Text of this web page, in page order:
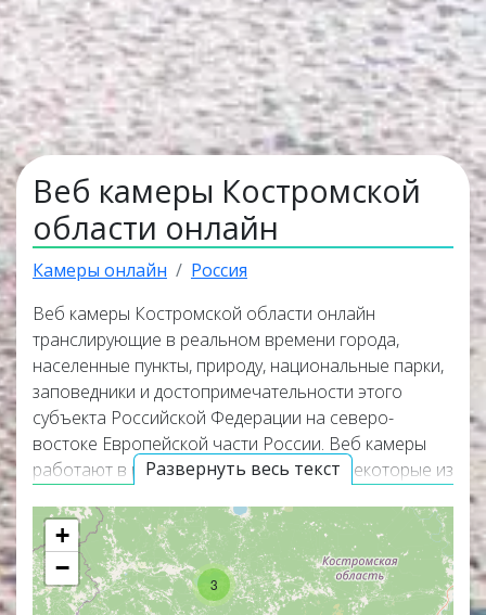
Веб камеры Костромской
области онлайн
Камеры онлайн Россия
Развернуть весь текст
Веб камеры Костромской области онлайн
транслирующие в реальном времени города,
населенные пункты, природу, национальные парки,
заповедники и достопримечательности этого
субъекта Российской Федерации на северо-
востоке Европейской части России. Веб камеры
работают в режиме прямого эфира, а некоторые из
Самые интересные и популярные онлайн веб
камеры располагаются в верхней части списка
трансляций. Карта онлайн веб камер покажет
точное местоположение каждой веб камеры на
3
+
−